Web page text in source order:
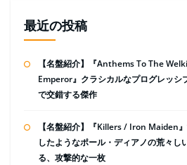
最近の投稿
【名盤紹介】『Anthems To The
Emperor』クラシカルなプログレッシ
で交錯する傑作
【名盤紹介】『Killers / Iron Maiden
したようなポール・ディアノの荒々し
る、攻撃的な一枚